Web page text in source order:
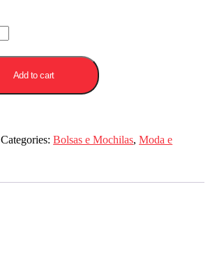
Add to cart
Categories:Bolsas e Mochilas,Moda e